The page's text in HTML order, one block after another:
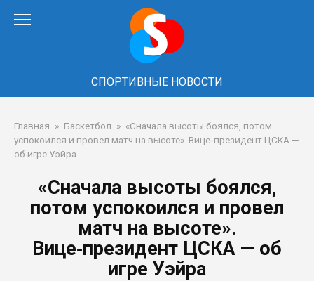
СПОРТИВНЫЕ НОВОСТИ
Главная » Баскетбол » «Сначала высоты боялся, потом
успокоился и провел матч на высоте». Вице‑президент ЦСКА —
об игре Уэйра
«Сначала высоты боялся,
потом успокоился и провел
матч на высоте».
Вице‑президент ЦСКА — об
игре Уэйра